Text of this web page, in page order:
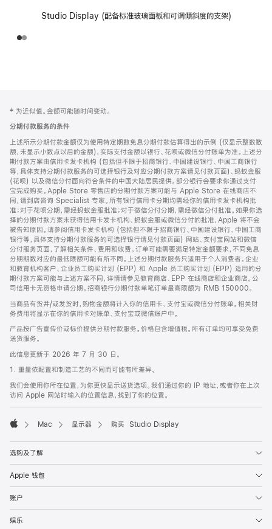
Studio Display (配备标准玻璃面板和可调倾斜度的支架)
页
页
脚
注
‡ 为近似值。金额可能随时间变动。
分期付款服务的条件
上述所示分期付款金额仅为使用特定期数免息分期付款估算得出的示例 (仅显示整数数
额，未显示小数点以后的金额)，实际支付金额以银行、花呗或微信分付账单为准。上述分
期付款方案由信用卡发卡机构 (包括但不限于招商银行、中国建设银行、中国工商银行
等，具体支持分期付款服务的可选择银行及对应分期付款方案请见付款页面)、蚂蚁金服
(花呗) 以及微信分付面向符合条件的中国大陆居民提供。部分银行会要求你通过支付
宝完成购买。Apple Store 零售店的分期付款方案可能与 Apple Store 在线商店不
同，请到店咨询 Specialist 专家。所有银行信用卡分期均需经你的信用卡发卡机构批
准；对于花呗分期，需经蚂蚁金服批准；对于微信分付分期，需经微信分付批准。如果你选
择的分期付款方案未获得信用卡发卡机构、蚂蚁金服或微信分付的批准，Apple 将不会
被告知原因。请参阅信用卡发卡机构 (包括但不限于招商银行、中国建设银行、中国工商
银行等，具体支持分期付款服务的可选择银行请见付款页面) 网站、支付宝网站和微信
分付服务页面，了解相关条件、费用和收费。订单可能需要满足特定金额要求，不同免息
分期期数对应的最低限额可能有所不同。上述分期付款服务只适用于个人消费者。企业
和教育机构客户、企业员工购买计划 (EPP) 和 Apple 员工购买计划 (EPP) 适用的分
期付款方案可能与上述方案不同，详情请参见教育商店、EPP 在线商店和企业商店。公
司信用卡无资格申请分期。招商银行分期付款单笔订单最高限额为 RMB 150000。
当商品有货并/或发货时，购物金额将计入你的信用卡、支付宝或微信分付账单。相关财
务费用将显示在你的信用卡对账单、支付宝或微信账户中。
产品按广告宣传价或标价提供分期付款服务。价格包含增值税。所有订单均可享受免费
送货服务。
此信息更新于 2026 年 7 月 30 日。
1. 重量依配置和制造工艺的不同而可能有所差异。
我们会使用你所在位置，为你更快显示送货选项。我们通过你的 IP 地址，或者你在上次
访问 Apple 网站时输入的位置信息，找到了你的位置。
Mac 显示器 购买 Studio Display
选购及了解
Apple 钱包
账户
娱乐